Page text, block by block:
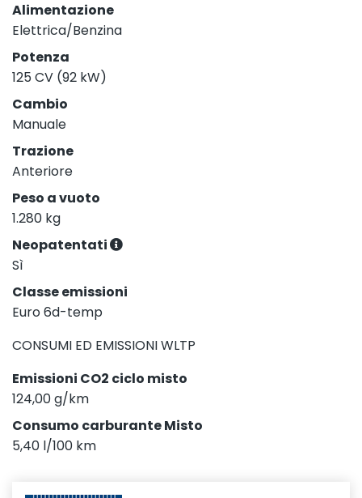
Alimentazione
Elettrica/Benzina
Potenza
125 CV (92 kW)
Cambio
Manuale
Trazione
Anteriore
Peso a vuoto
1.280 kg
Neopatentati
Sì
Classe emissioni
Euro 6d-temp
CONSUMI ED EMISSIONI WLTP
Emissioni CO2 ciclo misto
124,00 g/km
Consumo carburante Misto
5,40 l/100 km